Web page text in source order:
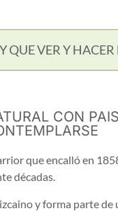
QUE VER Y
CON
que encalló en
décadas.
y forma parte